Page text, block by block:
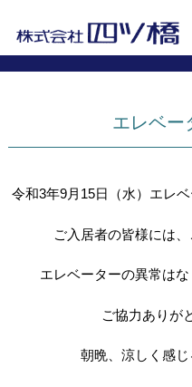
エレベー
令和3年9月15日（水）エレ
ご入居者の皆様には
エレベーターの異常は
ご協力ありが
朝晩、涼しく感